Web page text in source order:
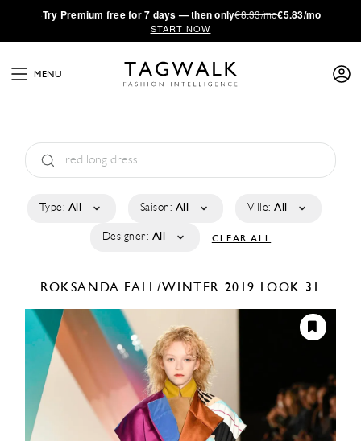
·Try Premium free for 7 days — then only€8.33/mo€5.83/mo
START NOW
MENU
Type: All Saison: All Ville: All
Designer: All CLEAR ALL
ROKSANDA FALL/WINTER 2019 LOOK 31